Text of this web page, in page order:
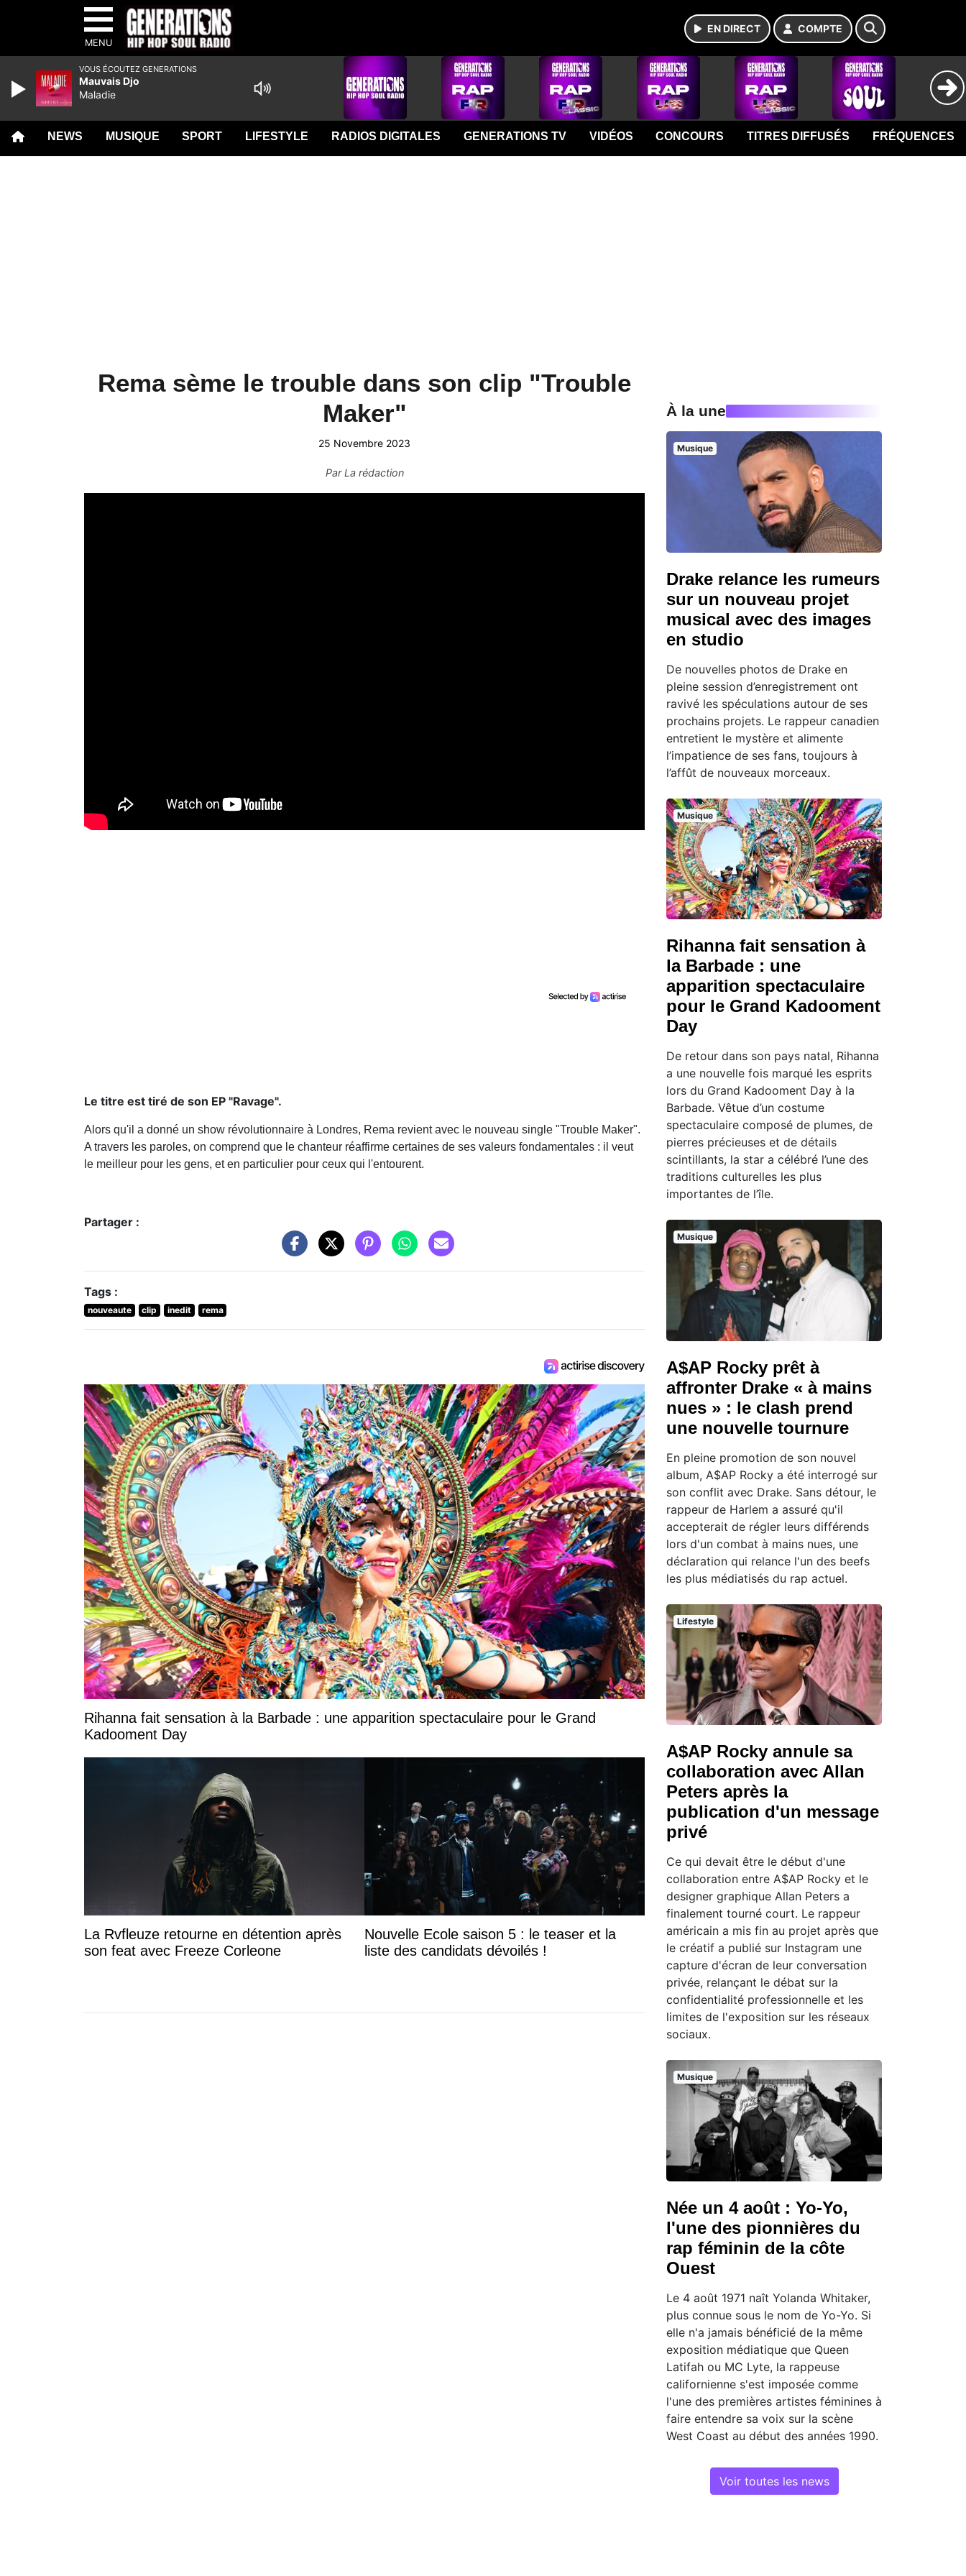
MENU
EN DIRECT COMPTE
NEWS MUSIQUE SPORT LIFESTYLE RADIOS DIGITALES GENERATIONS TV VIDÉOS CONCOURS TITRES DIFFUSÉS FRÉQUENCES
Rema sème le trouble dans son clip "Trouble
Maker"
25 Novembre 2023
ParLa rédaction
Le titre est tiré de son EP "Ravage".
Alors qu'il a donné un show révolutionnaire à Londres, Rema revient avec le nouveau single "Trouble Maker".
A travers les paroles, on comprend que le chanteur réaffirme certaines de ses valeurs fondamentales : il veut
le meilleur pour les gens, et en particulier pour ceux qui l'entourent.
Partager :
Tags :
nouveaute clip inedit rema
Rihanna fait sensation à la Barbade : une apparition spectaculaire pour le Grand
Kadooment Day
La Rvfleuze retourne en détention après
son feat avec Freeze Corleone
Nouvelle Ecole saison 5 : le teaser et la
liste des candidats dévoilés !
À la une
Musique
Drake relance les rumeurs
sur un nouveau projet
musical avec des images
en studio
De nouvelles photos de Drake en
pleine session d’enregistrement ont
ravivé les spéculations autour de ses
prochains projets. Le rappeur canadien
entretient le mystère et alimente
l’impatience de ses fans, toujours à
l’affût de nouveaux morceaux.
Musique
Rihanna fait sensation à
la Barbade : une
apparition spectaculaire
pour le Grand Kadooment
Day
De retour dans son pays natal, Rihanna
a une nouvelle fois marqué les esprits
lors du Grand Kadooment Day à la
Barbade. Vêtue d’un costume
spectaculaire composé de plumes, de
pierres précieuses et de détails
scintillants, la star a célébré l’une des
traditions culturelles les plus
importantes de l’île.
Musique
A$AP Rocky prêt à
affronter Drake « à mains
nues » : le clash prend
une nouvelle tournure
En pleine promotion de son nouvel
album, A$AP Rocky a été interrogé sur
son conflit avec Drake. Sans détour, le
rappeur de Harlem a assuré qu'il
accepterait de régler leurs différends
lors d'un combat à mains nues, une
déclaration qui relance l'un des beefs
les plus médiatisés du rap actuel.
Lifestyle
A$AP Rocky annule sa
collaboration avec Allan
Peters après la
publication d'un message
privé
Ce qui devait être le début d'une
collaboration entre A$AP Rocky et le
designer graphique Allan Peters a
finalement tourné court. Le rappeur
américain a mis fin au projet après que
le créatif a publié sur Instagram une
capture d'écran de leur conversation
privée, relançant le débat sur la
confidentialité professionnelle et les
limites de l'exposition sur les réseaux
sociaux.
Musique
Née un 4 août : Yo-Yo,
l'une des pionnières du
rap féminin de la côte
Ouest
Le 4 août 1971 naît Yolanda Whitaker,
plus connue sous le nom de Yo-Yo. Si
elle n'a jamais bénéficié de la même
exposition médiatique que Queen
Latifah ou MC Lyte, la rappeuse
californienne s'est imposée comme
l'une des premières artistes féminines à
faire entendre sa voix sur la scène
West Coast au début des années 1990.
Voir toutes les news
VOUS ÉCOUTEZ GENERATIONS
Mauvais Djo
Maladie